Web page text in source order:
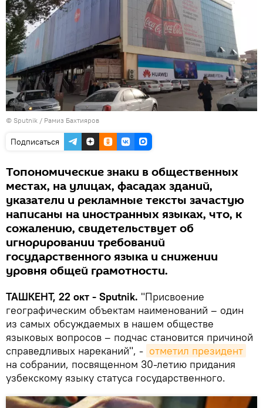
© Sputnik / Рамиз Бахтияров
Подписаться
Топономические знаки в общественных
местах, на улицах, фасадах зданий,
указатели и рекламные тексты зачастую
написаны на иностранных языках, что, к
сожалению, свидетельствует об
игнорировании требований
государственного языка и снижении
уровня общей грамотности.
ТАШКЕНТ, 22 окт - Sputnik. "Присвоение
географическим объектам наименований – один
из самых обсуждаемых в нашем обществе
языковых вопросов – подчас становится причиной
справедливых нареканий", - отметил президент
на собрании, посвященном 30-летию придания
узбекскому языку статуса государственного.